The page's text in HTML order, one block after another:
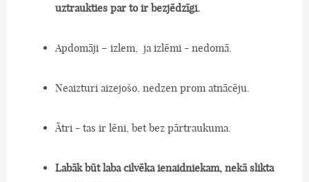
uztraukties par to ir bezjēdzīgi.
Apdomāji – izlem, ja izlēmi - nedomā.
Neaizturi aizejošo, nedzen prom atnācēju.
Ātri - tas ir lēni, bet bez pārtraukuma.
Labāk būt laba cilvēka ienaidniekam, nekā slikta